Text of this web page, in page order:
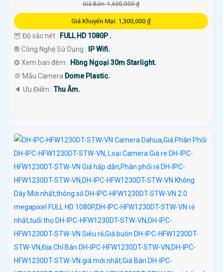
Giá Bán: 1,600,000 ₫
Giá Khuyến Mại: 1,300,000 ₫
🦉 Độ sắc nét : FULL HD 1080P .
®️ Công Nghệ Sử Dụng :
IP Wifi.
❂ Xem ban đêm : Hồng Ngoại 30m Starlight.
💢 Mẫu Camera Dome Plastic.
️🔈 Ưu Điểm :Thu Âm.